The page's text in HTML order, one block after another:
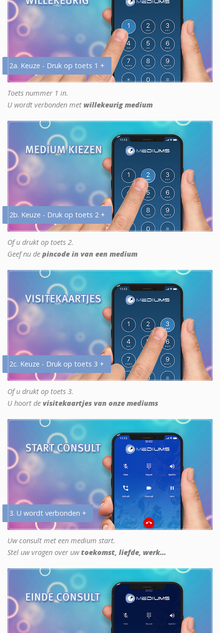
2a. Keuze - Druk op toets 1 +
Toets nummer 1 in.
U wordt verbonden met willekeurig medium
2b. Keuze - Druk op toets 2 +
Of u drukt op toets 2.
Geef nu de pincode in van een medium
2c. Keuze - Druk op toets 3 +
Of u drukt op toets 3.
U hoort de visitekaartjes van onze mediums
3. U wordt verbonden +
Uw consult met een medium start.
Stel uw vragen over uwtoekomst, liefde, werk...